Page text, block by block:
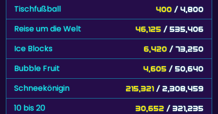
Tischfußball 400 / 4,800
Reise um die Welt 46,125 / 535,406
Ice Blocks 6,420 / 73,250
Bubble Fruit 4,605 / 50,640
Schneekönigin 215,321 / 2,308,459
10 bis 20 30,652 / 321,235